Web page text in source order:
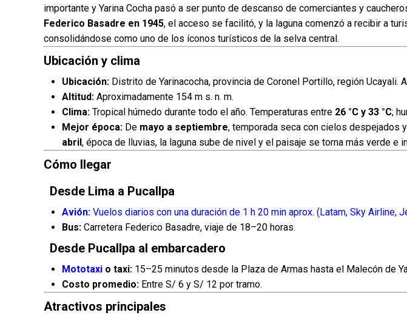
importante y Yarina Cocha pasó a ser punto de descanso de comerciantes y
Federico Basadre en 1945, el acceso se facilitó, y la laguna comenzó a recibir a
consolidándose como uno de los íconos turísticos de la selva central.
Ubicación y clima
Ubicación: Distrito de Yarinacocha, provincia de Coronel Portillo, región Ucayali.
Altitud: Aproximadamente 154 m s. n. m.
Clima: Tropical húmedo durante todo el año. Temperaturas entre 26 °C y 33 °C;
Mejor época: De mayo a septiembre, temporada seca con cielos despejados
abril, época de lluvias, la laguna sube de nivel y el paisaje se torna más verde e
Cómo llegar
Desde Lima a Pucallpa
Avión: Vuelos diarios con una duración de 1 h 20 min aprox. (Latam, Sky Airline,
Bus: Carretera Federico Basadre, viaje de 18–20 horas.
Desde Pucallpa al embarcadero
Mototaxi o taxi: 15–25 minutos desde la Plaza de Armas hasta el Malecón de
Costo promedio: Entre S/ 6 y S/ 12 por tramo.
Atractivos principales